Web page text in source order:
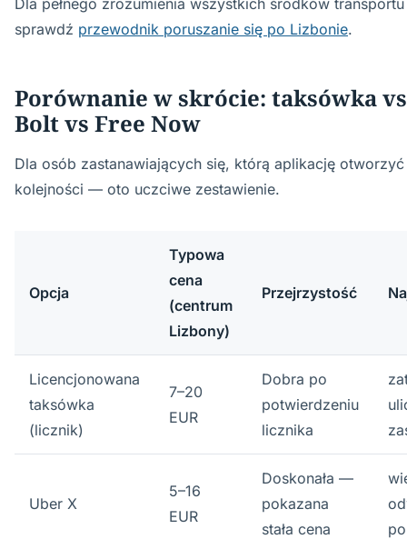
Dla pełnego zrozumienia wszystkich środków
sprawdź przewodnik poruszanie się po Lizbonie.
Porównanie w skrócie: taksówka
Bolt vs Free Now
Dla osób zastanawiających się, którą aplikację
kolejności — oto uczciwe zestawienie.
Opcja
Typowa
cena
(centrum
Lizbony)
Przejrzystość
Licencjonowana
taksówka
(licznik)
7–20
EUR
Dobra po
potwierdzeniu
licznika
Uber X
5–16
EUR
Doskonała —
pokazana
stała cena